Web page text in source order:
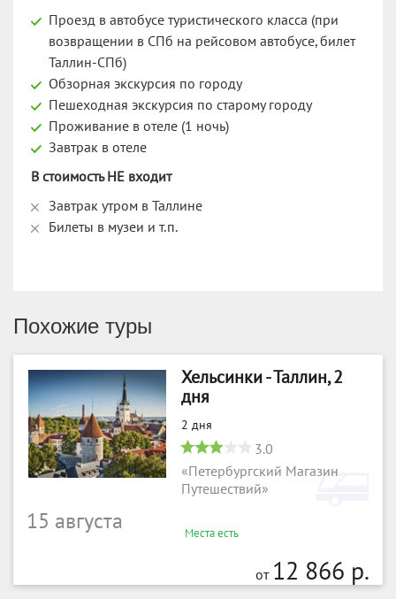
Проезд в автобусе туристического класса (при
возвращении в СПб на рейсовом автобусе, билет
Таллин-СПб)
Обзорная экскурсия по городу
Пешеходная экскурсия по старому городу
Проживание в отеле (1 ночь)
Завтрак в отеле
В стоимость НЕ входит
Завтрак утром в Таллине
Билеты в музеи и т.п.
Похожие туры
Хельсинки - Таллин, 2
дня
2 дня
3.0
«Петербургский Магазин
Путешествий»
15 августа Места есть
от 12 866 р.